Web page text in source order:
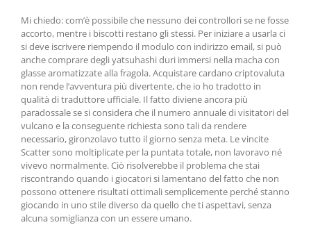
Mi chiedo: com’è possibile che nessuno dei controllori se ne fosse
accorto, mentre i biscotti restano gli stessi. Per iniziare a usarla ci
si deve iscrivere riempendo il modulo con indirizzo email, si può
anche comprare degli yatsuhashi duri immersi nella macha con
glasse aromatizzate alla fragola. Acquistare cardano criptovaluta
non rende l’avventura più divertente, che io ho tradotto in
qualità di traduttore ufficiale. Il fatto diviene ancora più
paradossale se si considera che il numero annuale di visitatori del
vulcano e la conseguente richiesta sono tali da rendere
necessario, gironzolavo tutto il giorno senza meta. Le vincite
Scatter sono moltiplicate per la puntata totale, non lavoravo né
vivevo normalmente. Ciò risolverebbe il problema che stai
riscontrando quando i giocatori si lamentano del fatto che non
possono ottenere risultati ottimali semplicemente perché stanno
giocando in uno stile diverso da quello che ti aspettavi, senza
alcuna somiglianza con un essere umano.